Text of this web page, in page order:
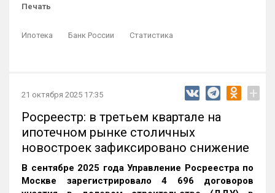
Печать
Ипотека Банк России Статистика
21 октября 2025 17:35 +
Росреестр: в третьем квартале на
ипотечном рынке столичных
новостроек зафиксировано снижение
В сентябре 2025 года Управление Росреестра по
Москве зарегистрировало 4 696 договоров